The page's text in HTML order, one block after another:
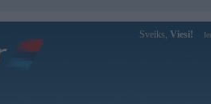
Sveiks, Viesi!